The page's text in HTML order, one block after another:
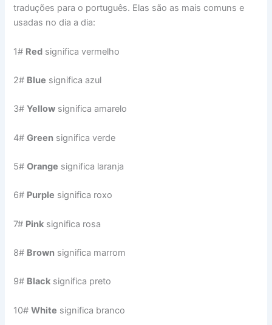
traduções para o português. Elas são as mais comuns e
usadas no dia a dia:
1# Red significa vermelho
2# Blue significa azul
3#Yellow significa amarelo
4#Green significa verde
5#Orange significa laranja
6# Purple significa roxo
7# Pink significa rosa
8# Brown significa marrom
9# Black significa preto
10#White significa branco